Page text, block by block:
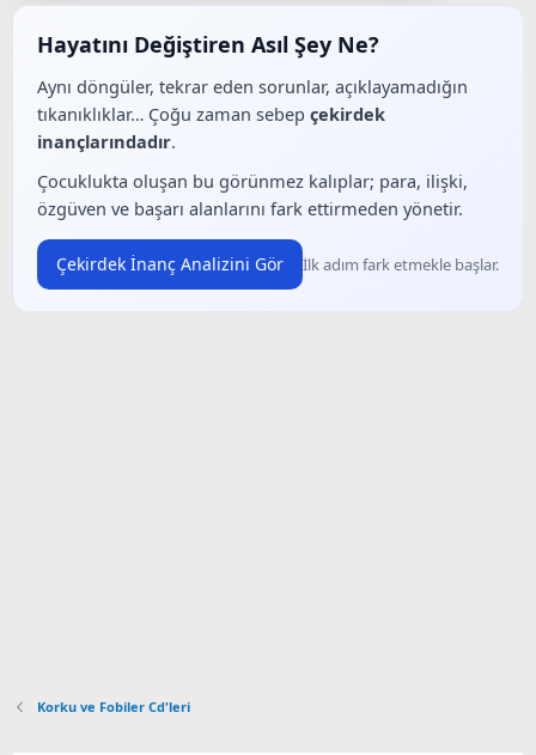
Hayatını Değiştiren Asıl Şey Ne?
Aynı döngüler, tekrar eden sorunlar, açıklayamadığın
tıkanıklıklar… Çoğu zaman sebep çekirdek
inançlarındadır.
Çocuklukta oluşan bu görünmez kalıplar; para, ilişki,
özgüven ve başarı alanlarını fark ettirmeden yönetir.
Çekirdek İnanç Analizini Gör İlk adım fark etmekle başlar.
Korku ve Fobiler Cd'leri